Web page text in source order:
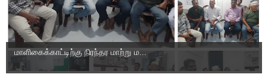
மாளிகைக்காட்டிற்கு நிரந்தர மாற்று ம...